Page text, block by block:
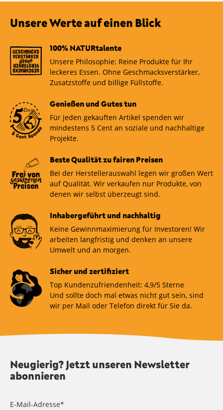
Unsere Werte auf einen Blick
100% NATURtalente
Unsere Philosophie: Reine Produkte für Ihr
leckeres Essen. Ohne Geschmacksverstärker,
Zusatzstoffe und billige Füllstoffe.
Genießen und Gutes tun
Für jeden gekauften Artikel spenden wir
mindestens 5 Cent an soziale und nachhaltige
Projekte.
Beste Qualität zu fairen Preisen
Bei der Herstellerauswahl legen wir großen Wert
auf Qualität. Wir verkaufen nur Produkte, von
denen wir selbst überzeugt sind.
Inhabergeführt und nachhaltig
Keine Gewinnmaximierung für Investoren! Wir
arbeiten langfristig und denken an unsere
Umwelt und an morgen.
Sicher und zertifiziert
Top Kundenzufriendenheit: 4,9/5 Sterne
Und sollte doch mal etwas nicht gut sein, sind
wir per Mail oder Telefon direkt für Sie da.
Neugierig? Jetzt unseren Newsletter
abonnieren
E-Mail-Adresse*